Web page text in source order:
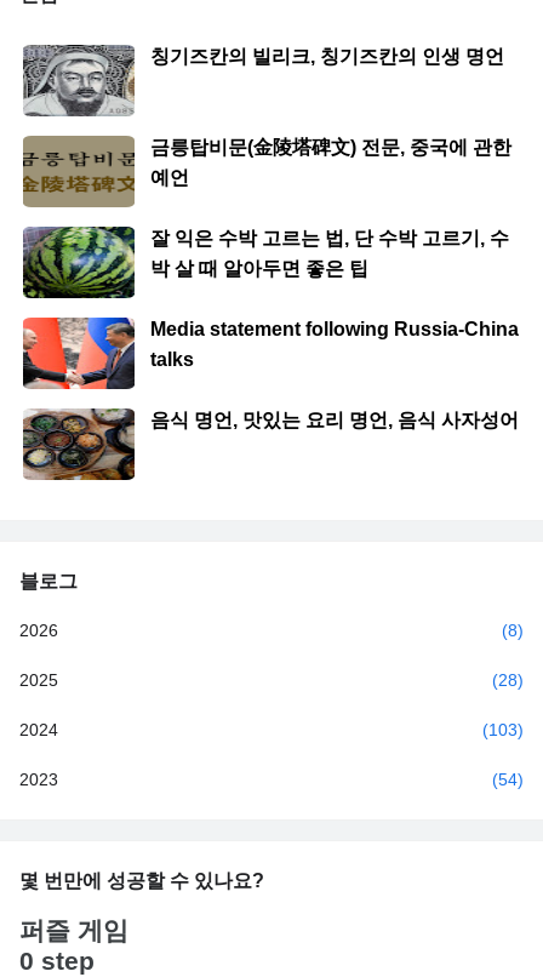
칭기즈칸의 빌리크, 칭기즈칸의 인생 명언
금릉탑비문(金陵塔碑文) 전문, 중국에 관한
예언
잘 익은 수박 고르는 법, 단 수박 고르기, 수
박 살 때 알아두면 좋은 팁
Media statement following Russia-China
talks
음식 명언, 맛있는 요리 명언, 음식 사자성어
블로그
2026 (8)
2025 (28)
2024 (103)
2023 (54)
몇 번만에 성공할 수 있나요?
퍼즐 게임
0 step